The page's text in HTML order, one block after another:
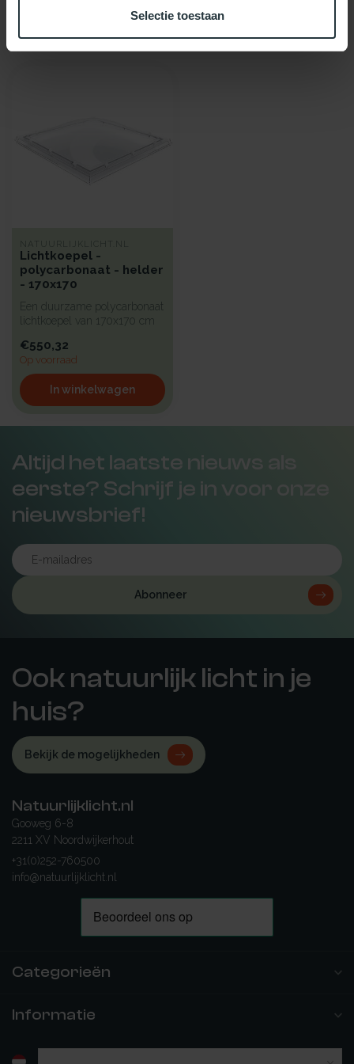
Selectie toestaan
Recent bekeken
NATUURLIJKLICHT.NL
Lichtkoepel -
polycarbonaat - helder
- 170x170
Een duurzame polycarbonaat
lichtkoepel van 170x170 cm
€550,32
Op voorraad
In winkelwagen
Altijd het laatste nieuws als
eerste? Schrijf je in voor onze
nieuwsbrief!
Abonneer
Ook natuurlijk licht in je
huis?
Bekijk de mogelijkheden
Natuurlijklicht.nl
Gooweg 6-8
2211 XV Noordwijkerhout
+31(0)252-760500
info@natuurlijklicht.nl
Categorieën
Informatie